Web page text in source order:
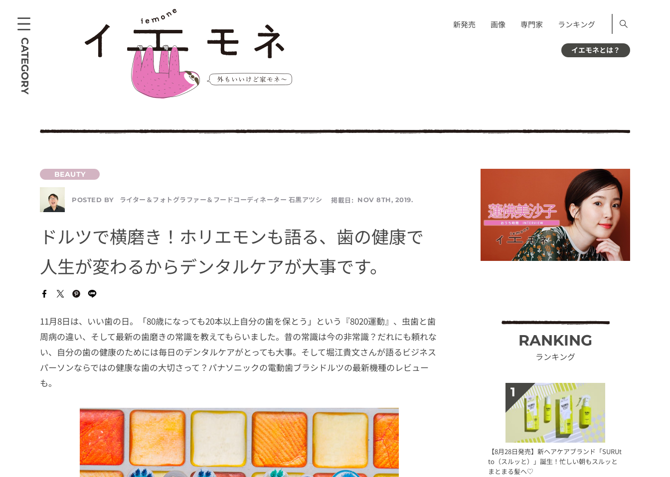
CATEGORY
新発売 画像 専門家 ランキング
イエモネとは？
POSTED BY ライター＆フォトグラファー＆フードコーディネーター 石黒アツシ 掲載日: NOV 8TH, 2019.
ドルツで横磨き！ホリエモンも語る、歯の健康で
人生が変わるからデンタルケアが大事です。
11月8日は、いい歯の日。「80歳になっても20本以上自分の歯を保とう」という『8020運動』、虫歯と歯
周病の違い、そして最新の歯磨きの常識を教えてもらいました。昔の常識は今の非常識？だれにも頼れな
い、自分の歯の健康のためには毎日のデンタルケアがとっても大事。そして堀江貴文さんが語るビジネス
パーソンならではの健康な歯の大切さって？パナソニックの電動歯ブラシドルツの最新機種のレビュー
も。
RANKING
ランキング
【8月28日発売】新ヘアケアブランド「SURUt
to（スルッと）」誕生！忙しい朝もスルッと
まとまる髪へ♡